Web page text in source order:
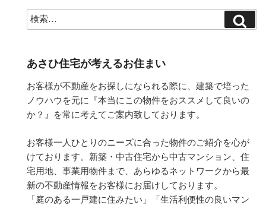
あさひ住宅が考えるお住まい
お客様が不動産をお探しになられる際に、建築で培った
ノウハウを元に『本当にこの物件をおススメして良いの
か？』を常に考えてご案内致しております。
お客様一人ひとりのニーズに合った物件のご紹介を心が
けております。新築・中古住宅から中古マンション、住
宅用地、事業用物件まで、あらゆるネットワークから最
新の不動産情報をお客様にお届けしております。
「庭のある一戸建に住みたい」「生活利便性の良いマン